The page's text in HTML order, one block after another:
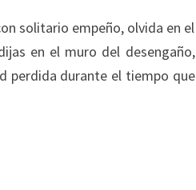
solitario empeño, olvida en el
en el muro del desengaño,
perdida durante el tiempo que